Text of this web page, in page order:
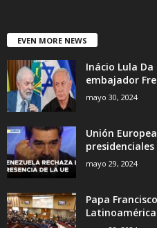
EVEN MORE NEWS
Inácio Lula
embajador
mayo 30, 2024
Unión
mayo 29, 2024
Papa
Latinoamérica